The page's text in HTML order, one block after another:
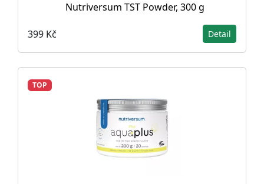
Nutriversum TST Powder, 300 g
399 Kč Detail
TOP